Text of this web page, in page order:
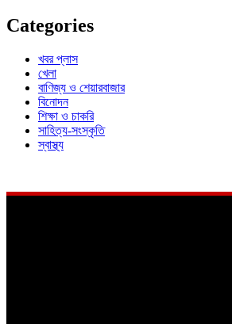
Categories
খবর প্লাস
খেলা
বাণিজ্য ও শেয়ারবাজার
বিনোদন
শিক্ষা ও চাকরি
সাহিত্য-সংস্কৃতি
স্বাস্থ্য